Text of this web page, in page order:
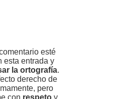
esté
esta entrada y
la ortografía.
derecho de
pero